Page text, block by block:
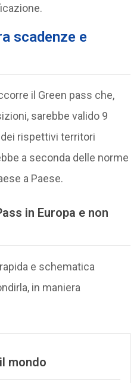
scadenze e
il Green pass che,
sarebbe valido 9
dei rispettivi territori
a seconda delle norme
a Paese.
in Europa e non
e schematica
in maniera
mondo